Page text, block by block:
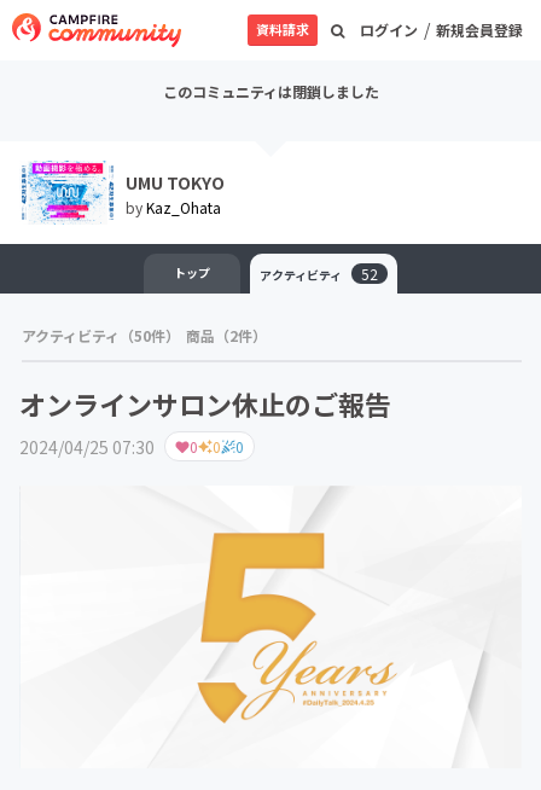
ログイン / 新規会員登録
資料請求
このコミュニティは閉鎖しました
UMU TOKYO
byKaz_Ohata
トップ アクティビティ 52
アクティビティ（50件） 商品（2件）
オンラインサロン休止のご報告
2024/04/25 07:30 0 0 0